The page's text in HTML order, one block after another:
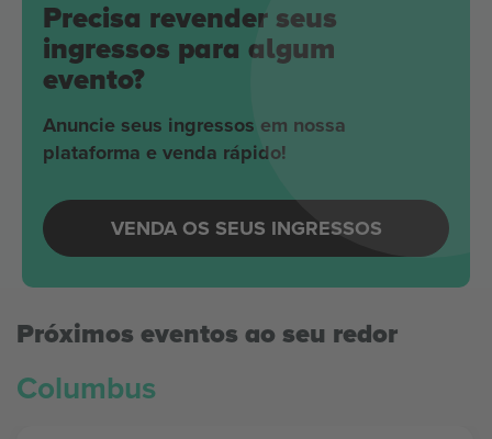
Precisa revender seus
ingressos para algum
evento?
Anuncie seus ingressos em nossa
plataforma e venda rápido!
VENDA OS SEUS INGRESSOS
Próximos eventos ao seu redor
Columbus